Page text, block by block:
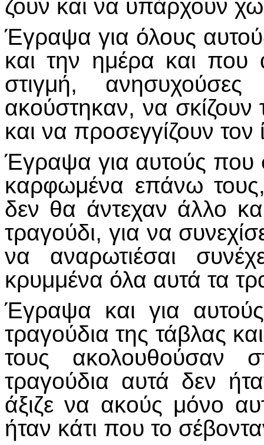
ζουν και να υπάρχουν
Έγραψα για όλους
και την ημέρα και που
στιγμή,
ακούστηκαν, να σκίζουν
και να προσεγγίζουν τον
Έγραψα για αυτούς που
καρφωμένα επάνω
δεν θα άντεχαν άλλο
τραγούδι, για να
να αναρωτιέσαι
κρυμμένα όλα αυτά τα
Έγραψα και για
τραγούδια της τάβλας
τους ακολουθούσαν
τραγούδια αυτά δεν
άξιζε να ακούς μόνο
ήταν κάτι που το